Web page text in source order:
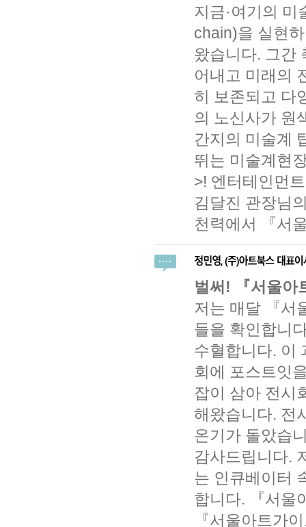
지금·여기의
chain)을 실현
왔습니다. 그간
어내고 미래의
히 보존되고 다
의 노신사가 원
간지의 미술계
뛰는 미술계현
>! 엔터테인먼
김달진 관장님
천력에서 『서
벌써! 『서울아
저는 매달 『서
들을 확인합니
수혈합니다. 이
회에 포스트잇
잡이 삼아 전시
해왔습니다. 전
온기가 돌았습
감사드립니다.
는 인큐베이터
합니다. 『서울
『서울아트가